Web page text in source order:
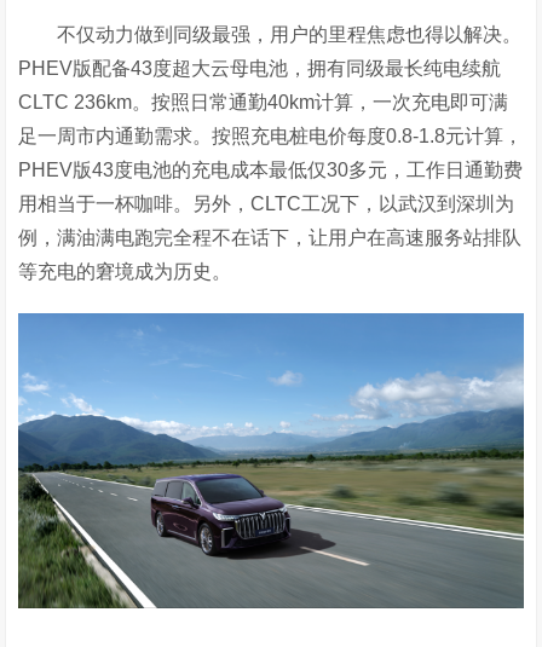
不仅动力做到同级最强，用户的里程焦虑也得以解决。
PHEV版配备43度超大云母电池，拥有同级最长纯电续航
CLTC 236km。按照日常通勤40km计算，一次充电即可满
足一周市内通勤需求。按照充电桩电价每度0.8-1.8元计算，
PHEV版43度电池的充电成本最低仅30多元，工作日通勤费
用相当于一杯咖啡。另外，CLTC工况下，以武汉到深圳为
例，满油满电跑完全程不在话下，让用户在高速服务站排队
等充电的窘境成为历史。